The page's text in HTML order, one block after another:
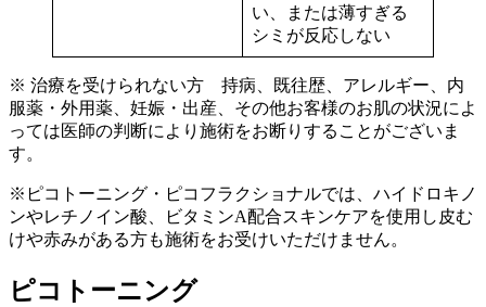
い、または薄すぎる
シミが反応しない
※ 治療を受けられない方 持病、既往歴、アレルギー、内
服薬・外用薬、妊娠・出産、その他お客様のお肌の状況によ
っては医師の判断により施術をお断りすることがございま
す。
※ピコトーニング・ピコフラクショナルでは、ハイドロキノ
ンやレチノイン酸、ビタミンA配合スキンケアを使用し皮む
けや赤みがある方も施術をお受けいただけません。
ピコトーニング